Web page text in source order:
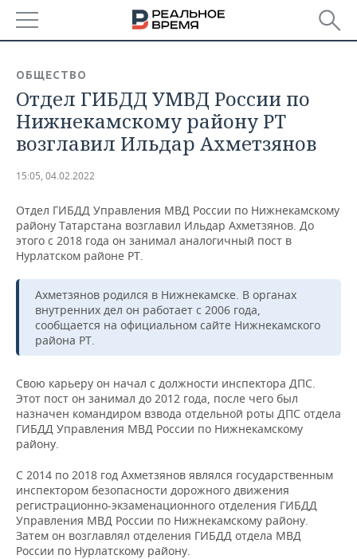
БАШКОРТОСТАН
ТАТАРСТАН
НОВОСТИ
АНАЛИТИКА
ДЕКЛАРАЦИИ О ДОХОДАХ
КОРОЛИ ГОСЗАКАЗА ПФО
ВУЗЫ ТАТАРСТАНА
КОМУ ПРИНАДЛЕЖАТ
ТОРГОВЫЕ ЦЕНТРЫ
ТАТАРСТАНА
НОВОСТИ ЭКОНОМИКИ
ФИНАНСЫ
БАНКИ
БЮДЖЕТ
ИНВЕСТИЦИИ
ПРОМЫШЛЕННОСТЬ
НОВОСТИ
ПРОМЫШЛЕННОСТИ
АГРОПРОМ
МАШИНОСТРОЕНИЕ
НЕФТЬ
ОПК
ЭНЕРГЕТИКА
НЕДВИЖИМОСТЬ
НОВОСТИ НЕДВИЖИМОСТИ
АВТО
НОВОСТИ АВТО
БИЗНЕС
НОВОСТИ БИЗНЕСА
РОЗНИЧНАЯ ТОРГОВЛЯ
ТРАНСПОРТ
ТЕХНОЛОГИИ
НОВОСТИ ТЕХНОЛОГИЙ
IT
ТЕЛЕКОММУНИКАЦИИ
МЕРОПРИЯТИЯ
НОВОСТИ МЕРОПРИЯТИЙ
БИЗНЕС-БРАНЧИ
ONLINE-КОНФЕРЕНЦИИ
СПОРТ
ФУТБОЛ
ХОККЕЙ
НОВОСТИ ОБЩЕСТВА
ВЛАСТЬ
ФОТОГАЛЕРЕЯ
СЮЖЕТЫ
ОБЩЕСТВО
Отдел ГИБДД УМВД России по
Нижнекамскому району РТ
возглавил Ильдар Ахметзянов
15:05, 04.02.2022
Отдел ГИБДД Управления МВД России по Нижнекамскому
району Татарстана возглавил Ильдар Ахметзянов. До
этого с 2018 года он занимал аналогичный пост в
Нурлатском районе РТ.
Ахметзянов родился в Нижнекамске. В органах
внутренних дел он работает с 2006 года,
сообщается на официальном сайте Нижнекамского
района РТ.
Свою карьеру он начал с должности инспектора ДПС.
Этот пост он занимал до 2012 года, после чего был
назначен командиром взвода отдельной роты ДПС отдела
ГИБДД Управления МВД России по Нижнекамскому
району.
С 2014 по 2018 год Ахметзянов являлся государственным
инспектором безопасности дорожного движения
регистрационно-экзаменационного отделения ГИБДД
Управления МВД России по Нижнекамскому району.
Затем он возглавлял отделения ГИБДД отдела МВД
России по Нурлатскому району.